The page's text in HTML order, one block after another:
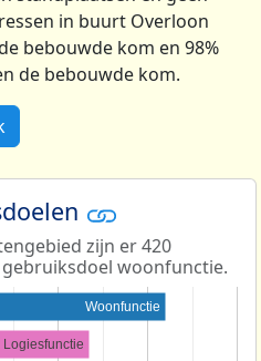
in buurt Overloon
bebouwde kom en 98%
de bebouwde kom.
zijn er 420
woonfunctie.
Woonfunctie
Logiesfunctie